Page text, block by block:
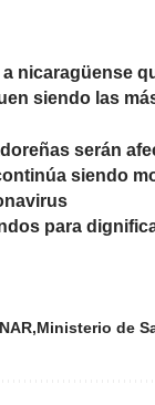
a nicaragüense
siendo las
serán
siendo
para
Ministerio de